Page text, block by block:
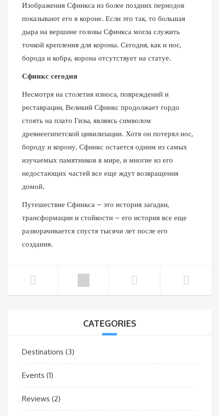
Изображения Сфинкса из более поздних периодов
показывают его в короне. Если это так, то большая
дыра на вершине головы Сфинкса могла служить
точкой крепления для короны. Сегодня, как и нос,
борода и кобра, корона отсутствует на статуе.
Сфинкс сегодня
Несмотря на столетия износа, повреждений и
реставрации, Великий Сфинкс продолжает гордо
стоять на плато Гизы, являясь символом
древнеегипетской цивилизации. Хотя он потерял нос,
бороду и корону, Сфинкс остается одним из самых
изучаемых памятников в мире, и многие из его
недостающих частей все еще ждут возвращения
домой.
Путешествие Сфинкса – это история загадки,
трансформации и стойкости – его история все еще
разворачивается спустя тысячи лет после его
создания.
CATEGORIES
Destinations (3)
Events (1)
Reviews (2)